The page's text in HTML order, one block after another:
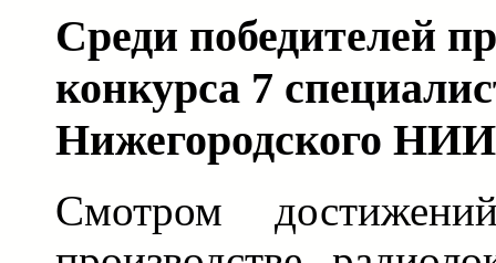
Среди победителей
конкурса 7
Нижегородского
Смотром